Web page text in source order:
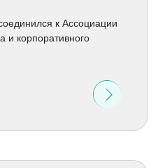
к Ассоциации
и корпоративного